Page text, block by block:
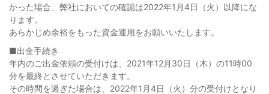
かった場合、弊社においての確認は2022年1月4日（火）以降にな
ります。
あらかじめ余裕をもった資金運用をお願いいたします。
■出金手続き
年内のご出金依頼の受付けは、2021年12月30日（木）の11時00
分を最終とさせていただきます。
その時間を過ぎた場合は、2022年1月4日（火）分の受付けとなり